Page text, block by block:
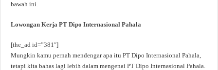
bawah ini.
Lowongan Kerja PT Dipo Internasional Pahala
[the_ad id=”381″]
Mungkin kamu pernah mendengar apa itu PT Dipo Internasional Pahala,
tetapi kita bahas lagi lebih dalam mengenai PT Dipo Internasional Pahala.